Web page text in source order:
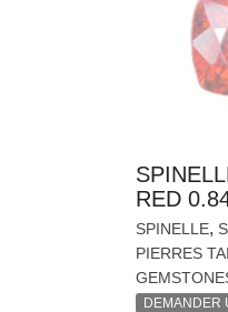
RED
SPINELLE,
PIERRES
DEMANDER